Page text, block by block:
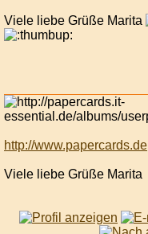
Viele liebe Grüße Marita
http://www.papercards.de
Viele liebe Grüße Marita